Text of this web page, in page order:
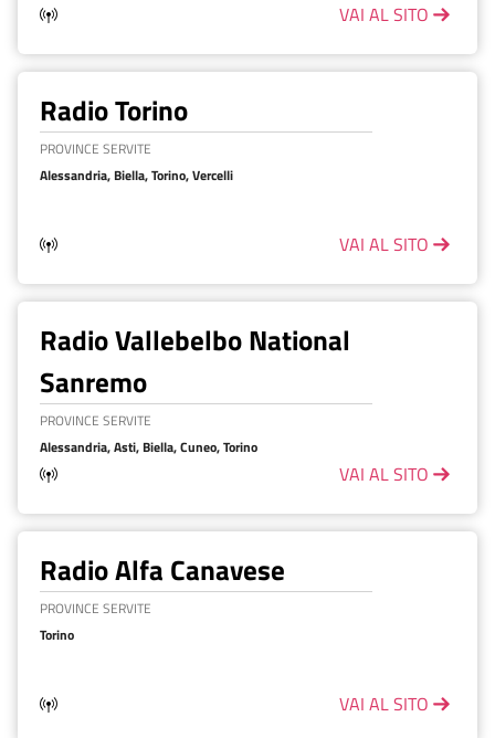
VAI AL SITO
Radio Torino
PROVINCE SERVITE
Alessandria, Biella, Torino, Vercelli
VAI AL SITO
Radio Vallebelbo National
Sanremo
PROVINCE SERVITE
Alessandria, Asti, Biella, Cuneo, Torino
VAI AL SITO
Radio Alfa Canavese
PROVINCE SERVITE
Torino
VAI AL SITO